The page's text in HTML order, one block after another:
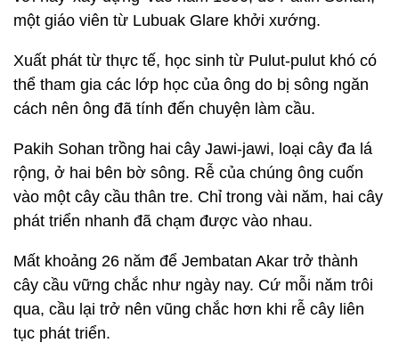
một giáo viên từ Lubuak Glare khởi xướng.
Xuất phát từ thực tế, học sinh từ Pulut-pulut khó có
thể tham gia các lớp học của ông do bị sông ngăn
cách nên ông đã tính đến chuyện làm cầu.
Pakih Sohan trồng hai cây Jawi-jawi, loại cây đa lá
rộng, ở hai bên bờ sông. Rễ của chúng ông cuốn
vào một cây cầu thân tre. Chỉ trong vài năm, hai cây
phát triển nhanh đã chạm được vào nhau.
Mất khoảng 26 năm để Jembatan Akar trở thành
cây cầu vững chắc như ngày nay. Cứ mỗi năm trôi
qua, cầu lại trở nên vũng chắc hơn khi rễ cây liên
tục phát triển.